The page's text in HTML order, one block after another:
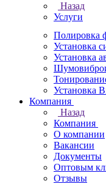
Назад
Услуги
Полировка
Установка
Установка
Установка
Компания
Назад
Компания
О компании
Вакансии
Документы
Оптовым
Отзывы